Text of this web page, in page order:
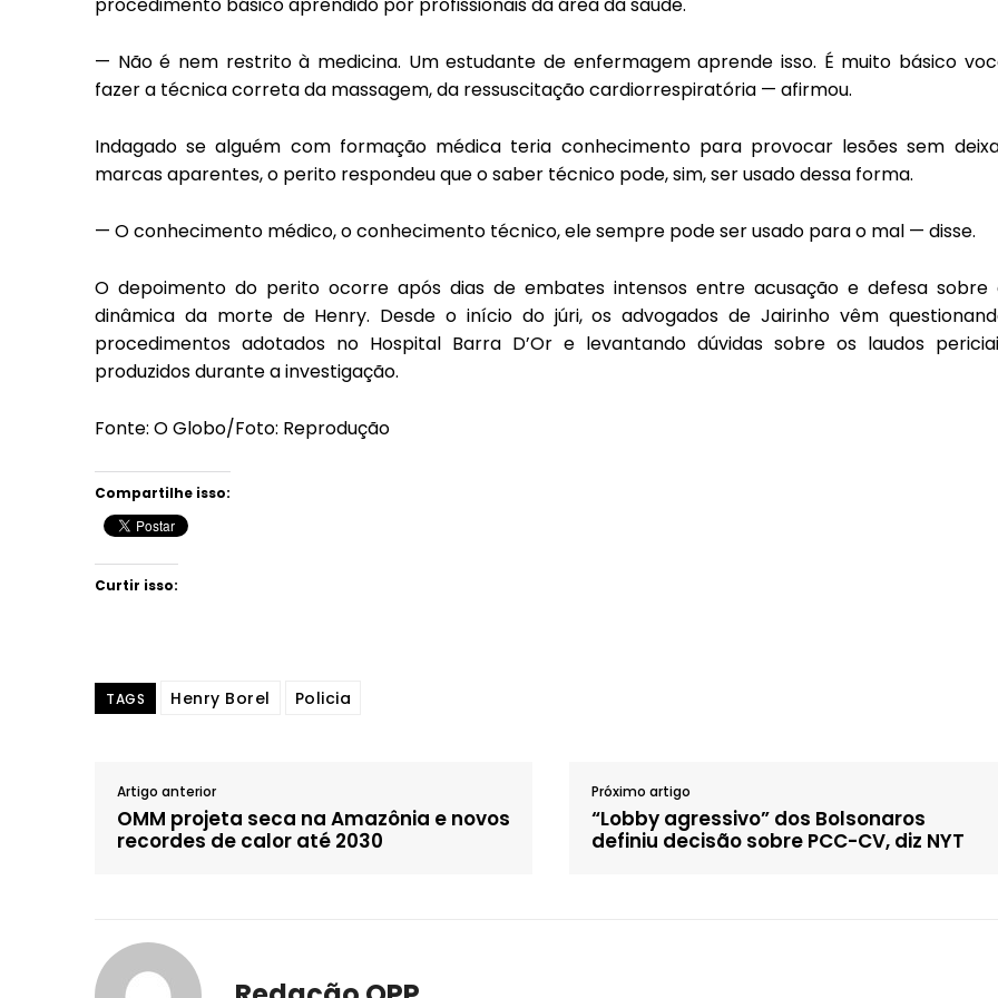
— Não é nem restrito à medicina. Um estudante de enfermagem aprende isso. É muito básico
fazer a técnica correta da massagem, da ressuscitação cardiorrespiratória — afirmou.
Indagado se alguém com formação médica teria conhecimento para provocar lesões sem
marcas aparentes, o perito respondeu que o saber técnico pode, sim, ser usado dessa forma.
— O conhecimento médico, o conhecimento técnico, ele sempre pode ser usado para o mal — disse.
O depoimento do perito ocorre após dias de embates intensos entre acusação e defesa sobre
dinâmica da morte de Henry. Desde o início do júri, os advogados de Jairinho vêm
procedimentos adotados no Hospital Barra D’Or e levantando dúvidas sobre os laudos
produzidos durante a investigação.
Fonte: O Globo/Foto: Reprodução
Compartilhe isso:
Curtir isso:
TAGS Henry Borel Policia
Artigo anterior
OMM projeta seca na Amazônia e novos
recordes de calor até 2030
Próximo artigo
“Lobby agressivo” dos Bolsonaros
definiu decisão sobre PCC-CV, diz NYT